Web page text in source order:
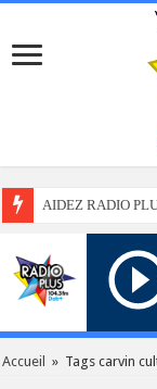
AIDEZ RADIO
Accueil » Tags carvin